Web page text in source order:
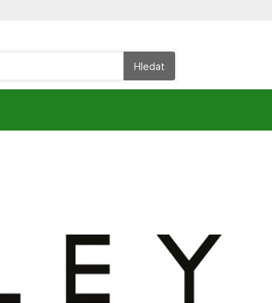
Dámský svetr Varley
Cable Half Zip
Vaše cena:
Hledat